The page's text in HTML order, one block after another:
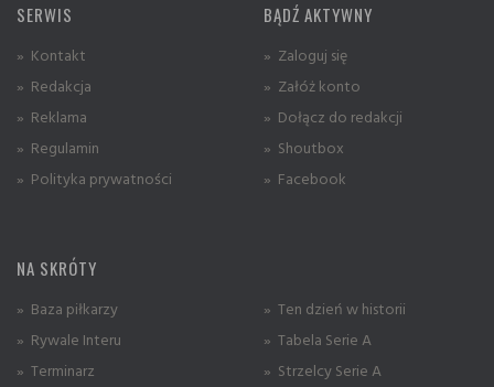
SERWIS
» Kontakt
» Redakcja
» Reklama
» Regulamin
» Polityka prywatności
BĄDŹ AKTYWNY
» Zaloguj się
» Załóż konto
» Dołącz do redakcji
» Shoutbox
» Facebook
NA SKRÓTY
» Baza piłkarzy
» Rywale Interu
» Terminarz
» Ten dzień w historii
» Tabela Serie A
» Strzelcy Serie A